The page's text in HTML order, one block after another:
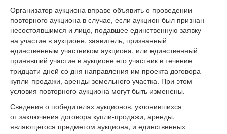
Организатор аукциона вправе объявить о проведении
повторного аукциона в случае, если аукцион был признан
несостоявшимся и лицо, подавшее единственную заявку
на участие в аукционе, заявитель, признанный
единственным участником аукциона, или единственный
принявший участие в аукционе его участник в течение
тридцати дней со дня направления им проекта договора
купли-продажи, аренды земельного участка. При этом
условия повторного аукциона могут быть изменены.
Сведения о победителях аукционов, уклонившихся
от заключения договора купли-продажи, аренды,
являющегося предметом аукциона, и единственных